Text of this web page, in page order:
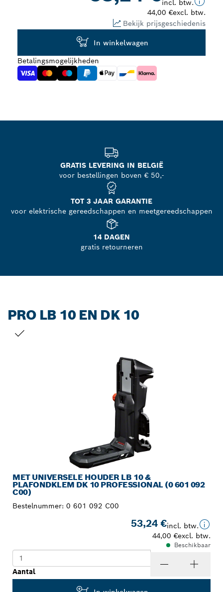
incl. btw.
44,00 €excl. btw.
Bekijk prijsgeschiedenis
In winkelwagen
Betalingsmogelijkheden
GRATIS LEVERING IN BELGIË
voor bestellingen boven € 50,-
TOT 3 JAAR GARANTIE
voor elektrische gereedschappen en meetgereedschappen
14 DAGEN
gratis retourneren
PRO LB 10 EN DK 10
MET UNIVERSELE HOUDER LB 10 &
PLAFONDKLEM DK 10 PROFESSIONAL (0 601 092
C00)
Bestelnummer: 0 601 092 C00
53,24 €incl. btw.
44,00 €excl. btw.
Beschikbaar
Aantal